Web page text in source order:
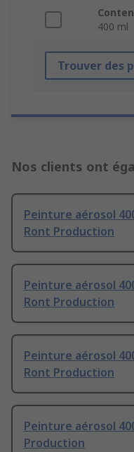
400 ml
Trouver des
Nos clients ont
Peinture aérosol
Ront Production
Peinture aérosol
Ront Production
Peinture aérosol
Ront Production
Peinture aérosol
Production